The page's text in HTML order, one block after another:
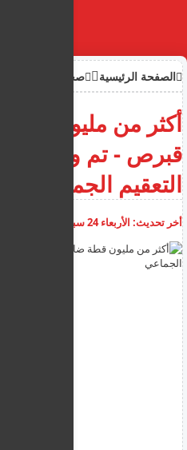
الصفحة الرئيسية صحة
أكثر من مليون قطة
قبرص - تم وضع
التعقيم الجماعي
أخر تحديث: الأربعاء 24 سبتمبر 2025